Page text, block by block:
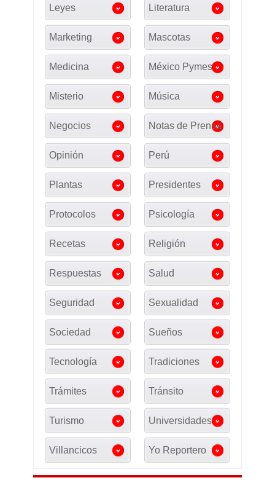
Leyes Literatura
Marketing Mascotas
Medicina México Pymes
Misterio Música
Negocios Notas de Prensa
Opinión Perú
Plantas Presidentes
Protocolos Psicología
Recetas Religión
Respuestas Salud
Seguridad Sexualidad
Sociedad Sueños
Tecnología Tradiciones
Trámites Tránsito
Turismo Universidades
Villancicos Yo Reportero